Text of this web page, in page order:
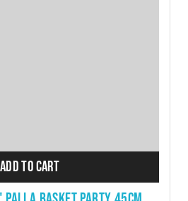
ADD TO CART